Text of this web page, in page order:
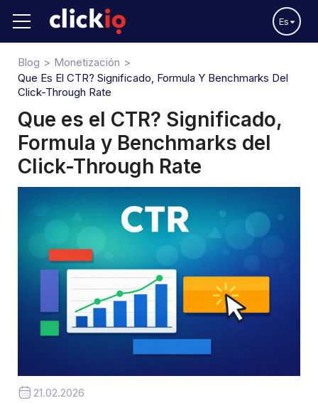
Es
Blog
Monetización
Que Es El CTR? Significado, Formula Y Benchmarks Del
Click-Through Rate
Que es el CTR? Significado,
Formula y Benchmarks del
Click-Through Rate
21.02.2026